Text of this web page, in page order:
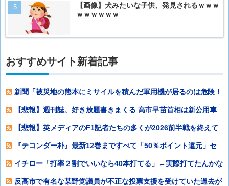
【画像】犬みたいな子供、発見されるｗｗｗ
ｗｗｗｗｗｗ
おすすめサイト新着記事
新聞「被災地の熊本にミサイルを積んだ軍用機が居るのは危険！
日本を守る前に
【悲報】週刊誌、好き放題書きまくる 高市早苗首相は新公用車
の贅を尽くした
【悲報】英メディアのF1記者たちの多くが2026前半戦を終えて
『テコンダー朴』最新12巻まですべて「50％ポイント還元」セ
イチロー「打率２割でいいなら40本打てる」←実際打てたんかな
他
反高市で有名な某野党議員が不正な投票支援を受けていた過去が